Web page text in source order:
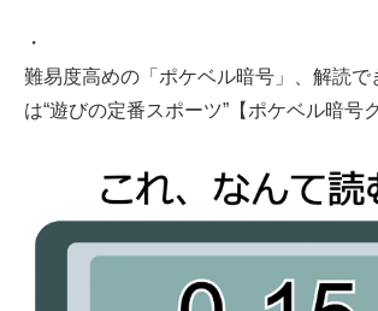
・
難易度高めの「ポケベル暗号」、解読で
は“遊びの定番スポーツ”【ポケベル暗号